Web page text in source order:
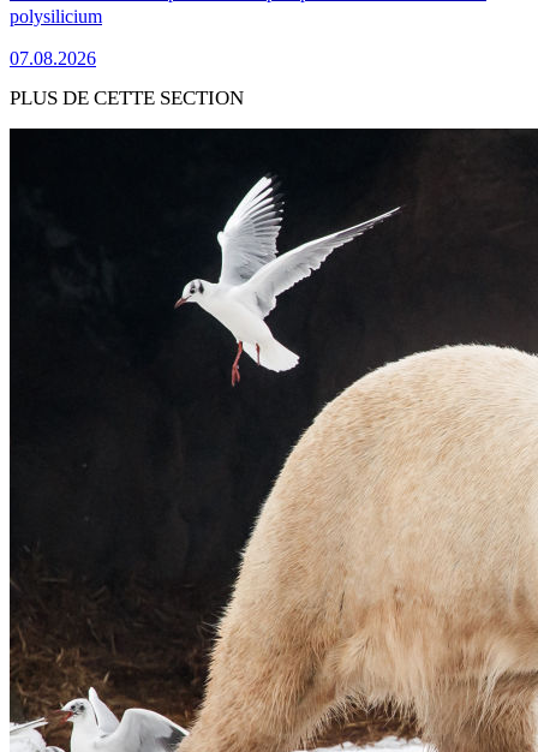
polysilicium
07.08.2026
PLUS DE CETTE SECTION